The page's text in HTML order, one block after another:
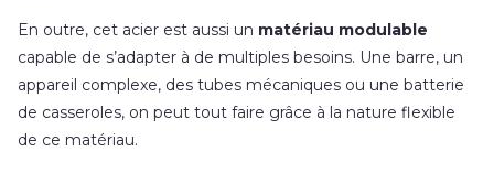
En outre, cet acier est aussi un matériau modulable
capable de s’adapter à de multiples besoins. Une barre, un
appareil complexe, des tubes mécaniques ou une batterie
de casseroles, on peut tout faire grâce à la nature flexible
de ce matériau.